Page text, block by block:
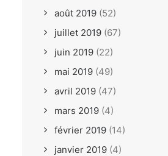
août 2019 (52)
juillet 2019 (67)
juin 2019 (22)
mai 2019 (49)
avril 2019 (47)
mars 2019 (4)
février 2019 (14)
janvier 2019 (4)